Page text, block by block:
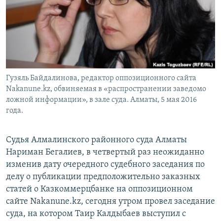
Гузяль Байдалинова, редактор оппозиционного сайта
Nakanune.kz, обвиняемая в «распространении заведомо
ложной информации», в зале суда. Алматы, 5 мая 2016
года.
Судья Алмалинского районного суда Алматы
Нариман Бегалиев, в четвертый раз неожиданно
изменив дату очередного судебного заседания по
делу о публикации предположительно заказных
статей о Казкоммерцбанке на оппозиционном
сайте Nakanune.kz, сегодня утром провел заседание
суда, на котором Таир Калдыбаев выступил с